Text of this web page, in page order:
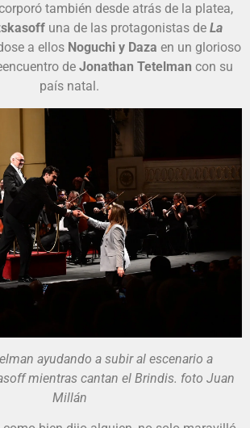
también desde atrás de la platea,
una de las protagonistas de La
a ellos Noguchi y Daza en un glorioso
de Jonathan Tetelman con su
país natal.
ayudando a subir al escenario a
mientras cantan el Brindis. foto Juan
Millán